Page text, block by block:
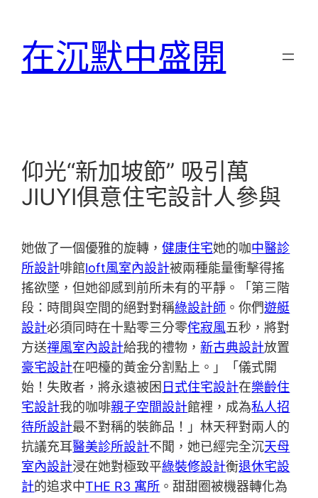
在沉默中盛開
仰光“新加坡節” 吸引萬
JIUYI俱意住宅設計人參與
她做了一個優雅的旋轉，健康住宅她的咖中醫診
所設計啡館loft風室內設計被兩種能量衝擊得搖
搖欲墜，但她卻感到前所未有的平靜。「第三階
段：時間與空間的絕對對稱綠設計師 。你們遊艇
設計必須同時在十點零三分零侘寂風五秒，將對
方送禪風室內設計給我的禮物，新古典設計放置
豪宅設計在吧檯的黃金分割點上。」「儀式開
始！失敗者，將永遠被困 日式住宅設計在樂齡住
宅設計我的咖啡親子空間設計館裡，成為私人招
待所設計最不對稱的裝飾品！」林天秤對兩人的
抗議充耳醫美診所設計不聞，她已經完全沉天母
室內設計浸在她對極致平綠裝修設計衡退休宅設
計的追求中THE R3 寓所 。甜甜圈被機器轉化為